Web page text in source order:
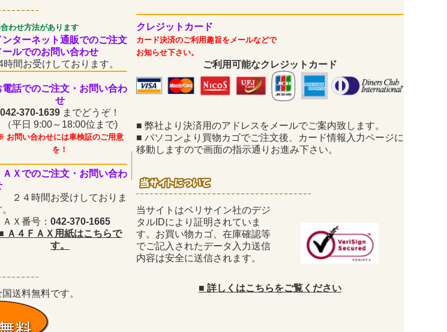
わせ方法があります
クレジットカード
ンターネット通販でのご注文
ールでのお問い合わせ
時間お受けしております。
カード決済のご利用趣旨をメールなどで
お知らせ下さい。
ご利用可能なクレジットカード
電話でのご注文・お問い合わ
せ
042-370-1639 までどうぞ！
（平日 9:00～18:00位まで)
お問い合わせには車検証のご用意
を！
■ 弊社より決済用のアドレスをメールでご案内致します。
■ パソコンより買物カゴでご注文後、カード情報入力ページに
移動しますので画面の指示通りお進み下さい。
ＡＸでのご注文・お問い合わ
４時間お受けしておりま
ＡＸ番号： 042-370-1665
当サイトはベリサイン社のデジ
タルIDにより証明されていま
す。お買い物カゴ、在庫確認等
でご記入されたデータ入力送信
内容は安全に送信されます。
■ 詳しくはこちらをご覧ください
Ａ４ＦＡＸ用紙はこちらで
す。
国送料無料です。